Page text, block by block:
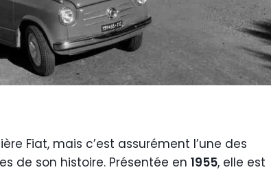
Fiat, mais c’est assurément l’une des
de son histoire. Présentée en 1955, elle est